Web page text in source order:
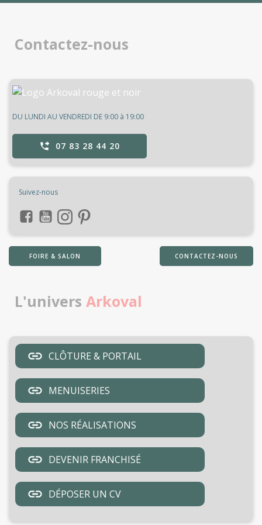
Contactez-nous
DU LUNDI AU VENDREDI DE 9:00 à 19:00
07 83 28 44 20
Suivez-nous
FOIRE & SALON CONTACTEZ-NOUS
L'univers Arkoval
CLÔTURE & PORTAIL
MENUISERIES
NOS RÉALISATIONS
DEVENIR FRANCHISÉ
DÉPOSER UN CV